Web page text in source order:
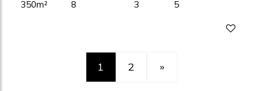
350m²
8
3
5
1 2 »